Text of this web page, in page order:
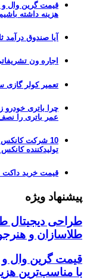
قیمت گرین وال و
هزینه داشته
آیا صندوق
اجاره ون
تعمیر کولر
عمر باتری را
10 شرکت
تولیدکننده کانکس در
قیمت خرید داکت
پیشنهاد ویژه
طراحی دیجیتال
طلاسازان و
قیمت گرین وال و
با مناسب‌ترین